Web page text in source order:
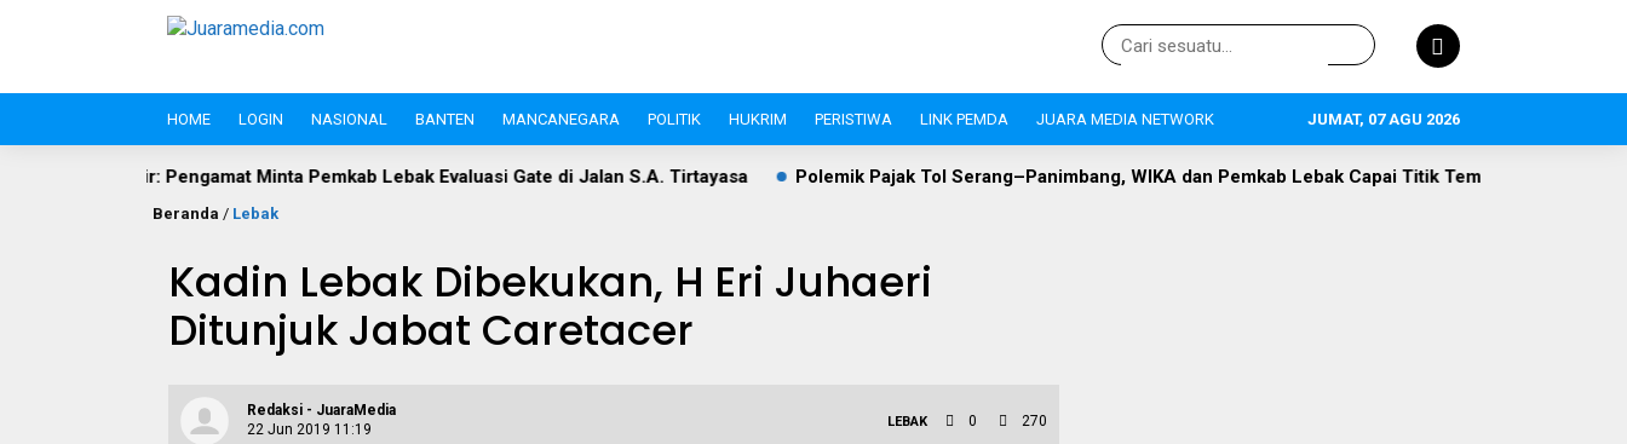
HOME LOGIN NASIONAL BANTEN MANCANEGARA POLITIK HUKRIM PERISTIWA LINK PEMDA JUARA MEDIA NETWORK JUMAT, 07 AGU 2026
Minta Pemkab Lebak Evaluasi Gate di Jalan S.A. Tirtayasa Polemik Pajak Tol Serang–Panimbang, WIKA dan Pemkab Lebak Capai Titik Temu DLH Lebak Dorong
Beranda / Lebak
Kadin Lebak Dibekukan, H Eri Juhaeri
Ditunjuk Jabat Caretacer
Redaksi - JuaraMedia
22 Jun 2019 11:19
LEBAK 0 270